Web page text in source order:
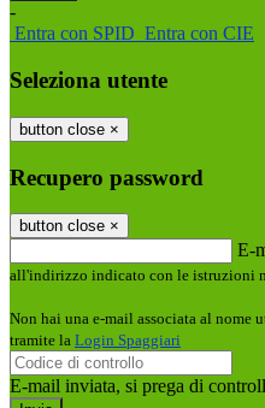
-
Entra con SPID Entra con CIE
Seleziona utente
button close ×
Recupero password
button close ×
E-
all'indirizzo indicato con le istruzioni
Non hai una e-mail associata al nome
tramite la Login Spaggiari
E-mail inviata, si prega di